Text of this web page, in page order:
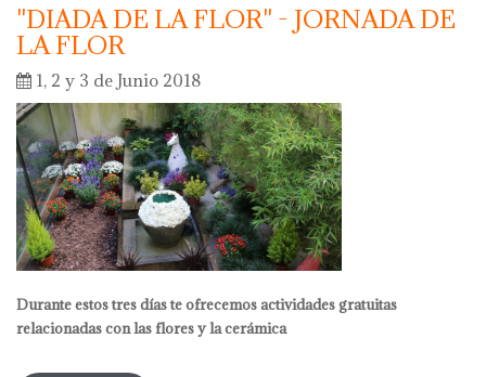
"DIADA DE LA FLOR" - JORNADA DE
LA FLOR
1, 2 y 3 de Junio 2018
Durante estos tres días te ofrecemos actividades gratuitas
relacionadas con las flores y la cerámica